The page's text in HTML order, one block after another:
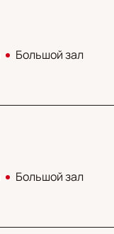
Большой зал
Большой зал